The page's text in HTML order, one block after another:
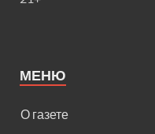
МЕНЮ
О газете